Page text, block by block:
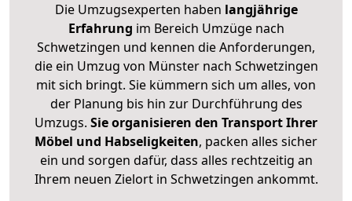
Die Umzugsexperten haben langjährige
Erfahrung im Bereich Umzüge nach
Schwetzingen und kennen die Anforderungen,
die ein Umzug von Münster nach Schwetzingen
mit sich bringt. Sie kümmern sich um alles, von
der Planung bis hin zur Durchführung des
Umzugs. Sie organisieren den Transport Ihrer
Möbel und Habseligkeiten, packen alles sicher
ein und sorgen dafür, dass alles rechtzeitig an
Ihrem neuen Zielort in Schwetzingen ankommt.